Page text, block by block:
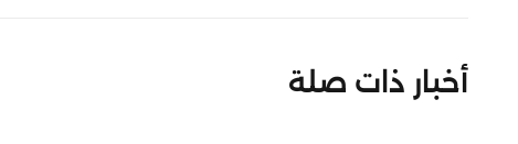
أخبار ذات صلة